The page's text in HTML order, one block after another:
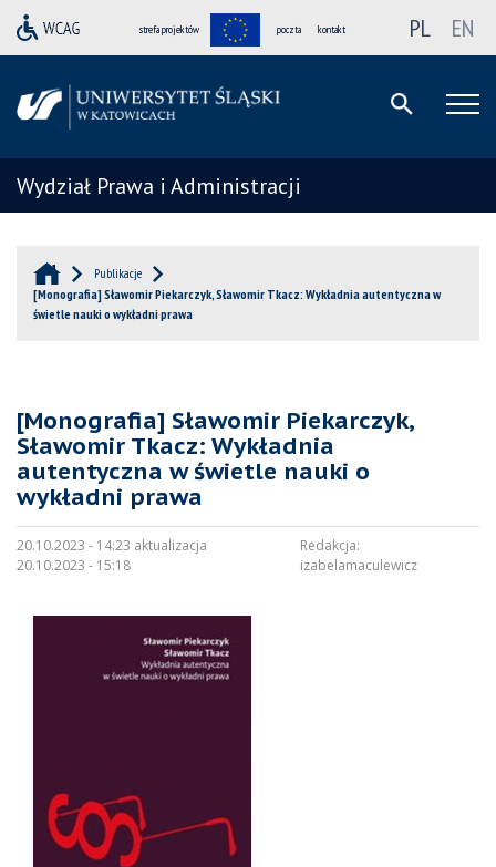
strefa projektów poczta kontakt PL EN
Wydział Prawa i Administracji
Publikacje
[Monografia] Sławomir Piekarczyk, Sławomir Tkacz: Wykładnia autentyczna w
świetle nauki o wykładni prawa
[Monografia] Sławomir Piekarczyk,
Sławomir Tkacz: Wykładnia
autentyczna w świetle nauki o
wykładni prawa
20.10.2023 - 14:23 aktualizacja
20.10.2023 - 15:18
Redakcja:
izabelamaculewicz